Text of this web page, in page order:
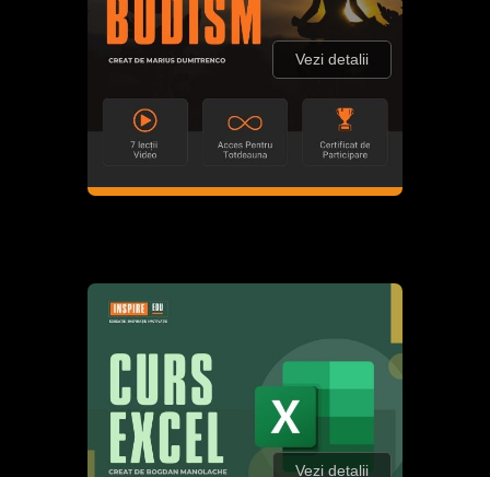
Vezi detalii
Vezi detalii